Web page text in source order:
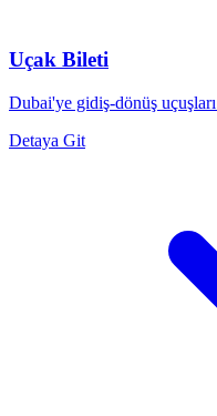
Uçak Bileti
Dubai'ye gidiş-dönüş
Detaya Git